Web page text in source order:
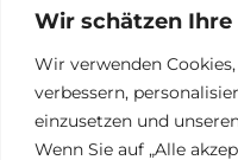
Wir schätzen
Wir verwenden
verbessern,
einzusetzen und
Wenn Sie auf „Alle
Vino